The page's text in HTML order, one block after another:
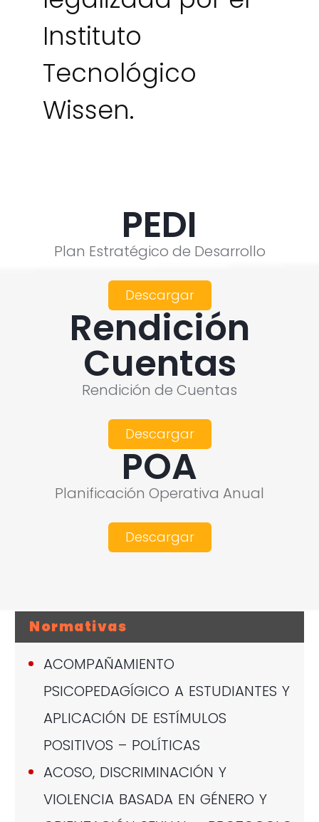
Instituto
Tecnológico
Wissen.
PEDI
Plan Estratégico de Desarrollo
Descargar
Rendición
Cuentas
Rendición de Cuentas
Descargar
POA
Planificación Operativa Anual
Descargar
Normativas
ACOMPAÑAMIENTO
PSICOPEDAGÍGICO A ESTUDIANTES Y
APLICACIÓN DE ESTÍMULOS
POSITIVOS – POLÍTICAS
ACOSO, DISCRIMINACIÓN Y
VIOLENCIA BASADA EN GÉNERO Y